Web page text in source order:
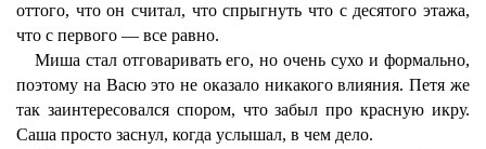
оттого, что он считал, что спрыгнуть что с десятого этажа,
что с первого — все равно.
Миша стал отговаривать его, но очень сухо и формально,
поэтому на Васю это не оказало никакого влияния. Петя же
так заинтересовался спором, что забыл про красную икру.
Саша просто заснул, когда услышал, в чем дело.